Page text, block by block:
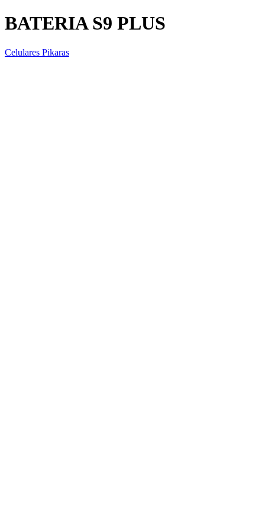
BATERIA S9 PLUS
Celulares Pikaras